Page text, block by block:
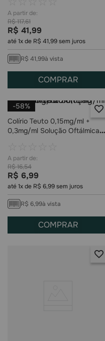
R$117,61
R$ 41,99
até1x de R$ 41,99sem juros
R$ 41,99à vista
COMPRAR
-58%
Colírio Teuto 0,15mg/ml +
0,3mg/ml Solução Oftálmica
R$16,54
R$ 6,99
até1x de R$ 6,99sem juros
R$ 6,99à vista
COMPRAR